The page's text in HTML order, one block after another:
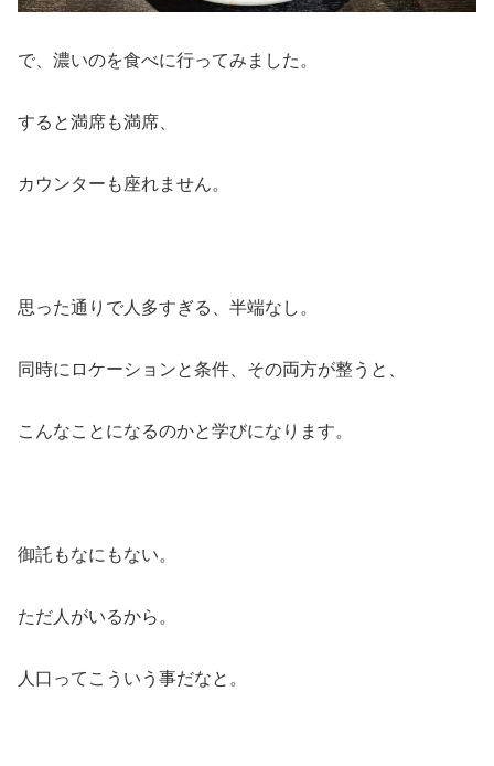
で、濃いのを食べに行ってみました。
すると満席も満席、
カウンターも座れません。
思った通りで人多すぎる、半端なし。
同時にロケーションと条件、その両方が整うと、
こんなことになるのかと学びになります。
御託もなにもない。
ただ人がいるから。
人口ってこういう事だなと。